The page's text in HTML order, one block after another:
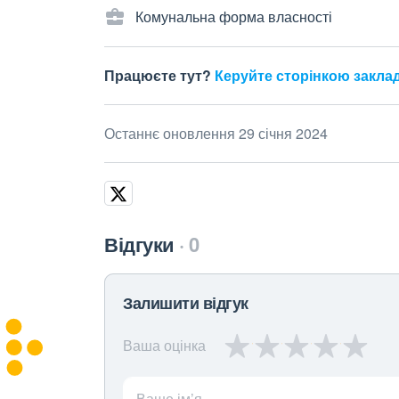
Комунальна форма власності
Працюєте тут? Керуйте сторінкою
Останнє оновлення 29 січня 2024
Відгуки 0
Залишити відгук
Ваша оцінка